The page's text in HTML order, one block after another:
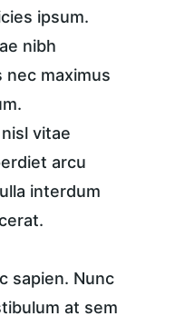
ipsum.
nibh
maximus
vitae
arcu
interdum
sapien. Nunc
at sem